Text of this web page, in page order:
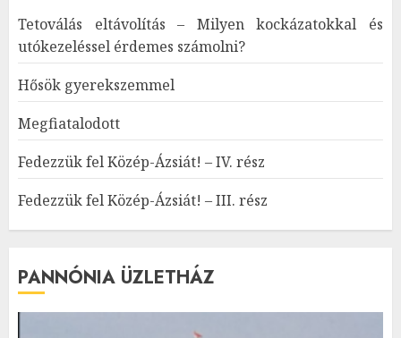
Tetoválás eltávolítás – Milyen kockázatokkal és
utókezeléssel érdemes számolni?
Hősök gyerekszemmel
Megfiatalodott
Fedezzük fel Közép-Ázsiát! – IV. rész
Fedezzük fel Közép-Ázsiát! – III. rész
PANNÓNIA ÜZLETHÁZ